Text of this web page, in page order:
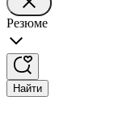
Резюме
Найти